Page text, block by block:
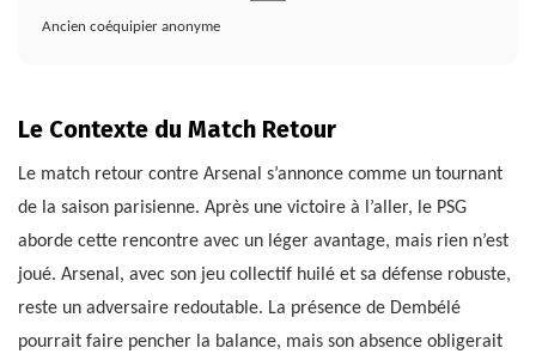
Ancien coéquipier anonyme
Le Contexte du Match Retour
Le match retour contre Arsenal s’annonce comme un tournant
de la saison parisienne. Après une victoire à l’aller, le PSG
aborde cette rencontre avec un léger avantage, mais rien n’est
joué. Arsenal, avec son jeu collectif huilé et sa défense robuste,
reste un adversaire redoutable. La présence de Dembélé
pourrait faire pencher la balance, mais son absence obligerait